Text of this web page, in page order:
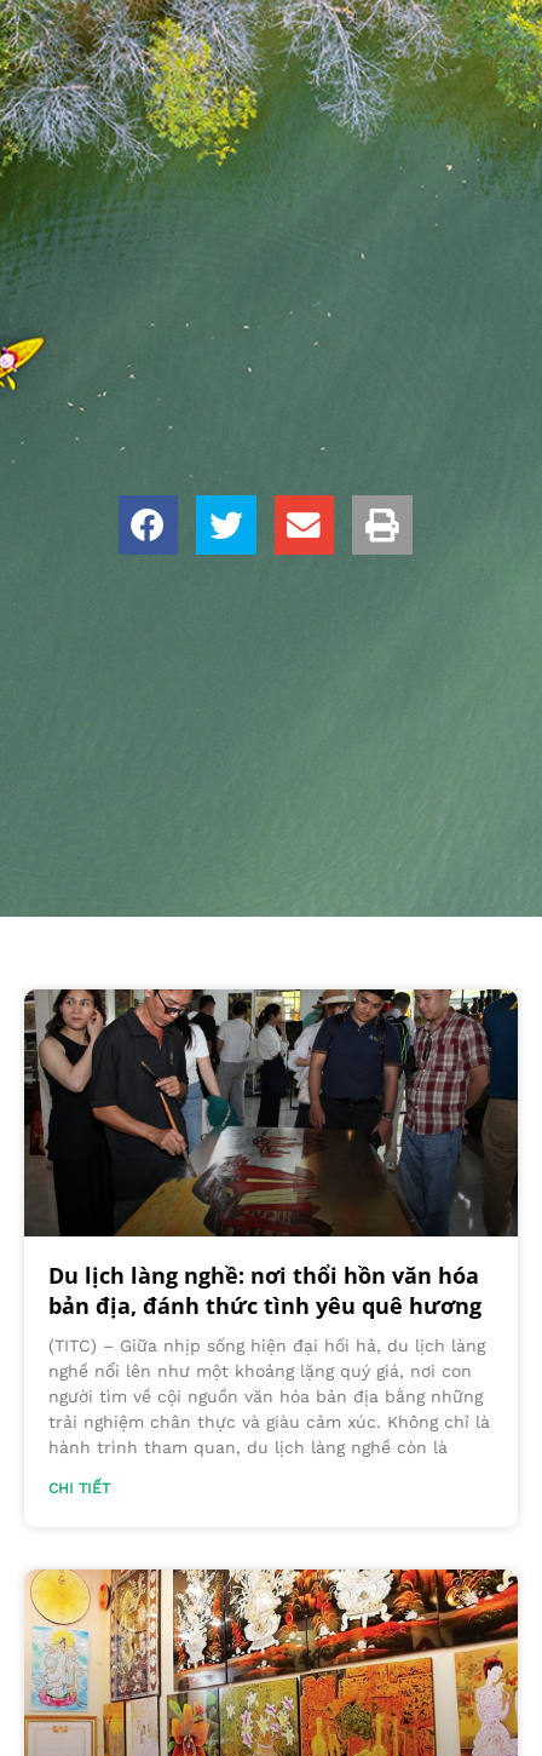
Du lịch làng nghề: nơi thổi hồn văn hóa
bản địa, đánh thức tình yêu quê hương
(TITC) – Giữa nhịp sống hiện đại hối hả, du lịch làng
nghề nổi lên như một khoảng lặng quý giá, nơi con
người tìm về cội nguồn văn hóa bản địa bằng những
trải nghiệm chân thực và giàu cảm xúc. Không chỉ là
hành trình tham quan, du lịch làng nghề còn là
CHI TIẾT